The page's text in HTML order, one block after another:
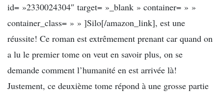
id= »2330024304″ target= »_blank » container= » »
container_class= » » ]Silo[/amazon_link], est une
réussite! Ce roman est extrêmement prenant car quand on
a lu le premier tome on veut en savoir plus, on se
demande comment l’humanité en est arrivée là!
Justement, ce deuxième tome répond à une grosse partie